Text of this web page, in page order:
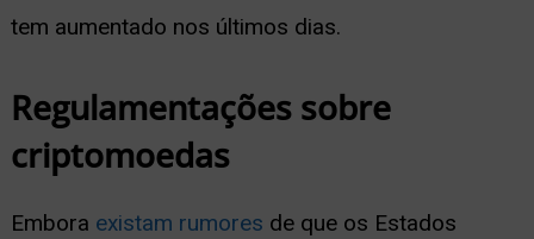
tem aumentado nos últimos dias.
Regulamentações sobre
criptomoedas
Embora existam rumores de que os Estados